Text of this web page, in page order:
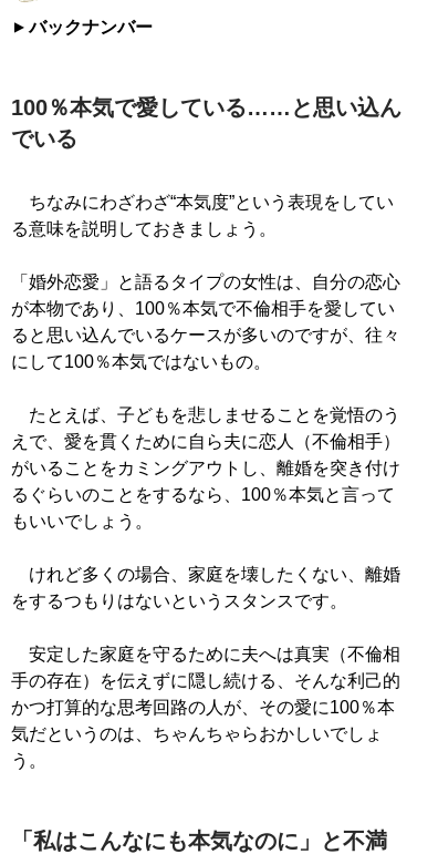
バックナンバー
100％本気で愛している……と思い込ん
でいる
ちなみにわざわざ“本気度”という表現をしてい
る意味を説明しておきましょう。
「婚外恋愛」と語るタイプの女性は、自分の恋心
が本物であり、100％本気で不倫相手を愛してい
ると思い込んでいるケースが多いのですが、往々
にして100％本気ではないもの。
たとえば、子どもを悲しませることを覚悟のう
えで、愛を貫くために自ら夫に恋人（不倫相手）
がいることをカミングアウトし、離婚を突き付け
るぐらいのことをするなら、100％本気と言って
もいいでしょう。
けれど多くの場合、家庭を壊したくない、離婚
をするつもりはないというスタンスです。
安定した家庭を守るために夫へは真実（不倫相
手の存在）を伝えずに隠し続ける、そんな利己的
かつ打算的な思考回路の人が、その愛に100％本
気だというのは、ちゃんちゃらおかしいでしょ
う。
「私はこんなにも本気なのに」と不満